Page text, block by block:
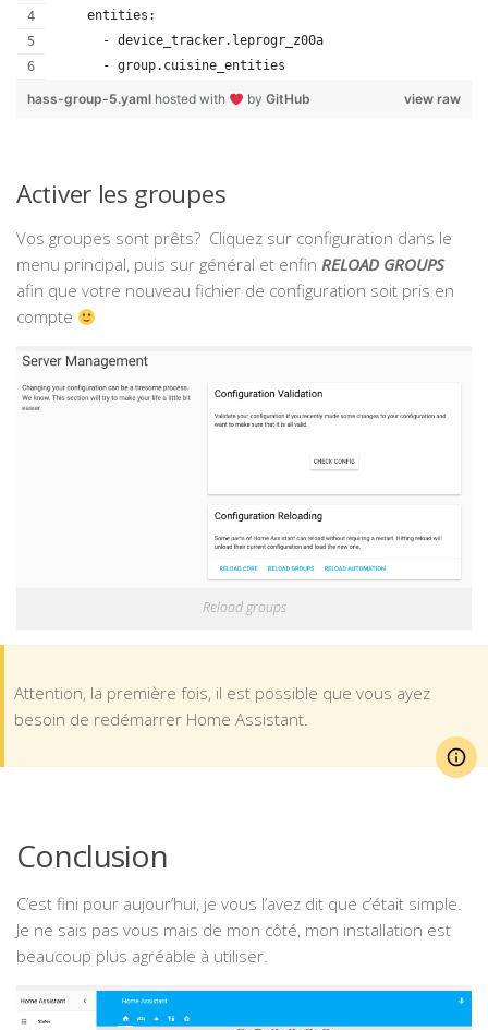
    entities:
      - device_tracker.leprogr_z00a
      - group.cuisine_entities
view raw
hass-group-5.yaml hosted with by GitHub
Activer les groupes
Vos groupes sont prêts? Cliquez sur configuration dans le
menu principal, puis sur général et enfin RELOAD GROUPS
afin que votre nouveau fichier de configuration soit pris en
compte
Reload groups
Attention, la première fois, il est possible que vous ayez
besoin de redémarrer Home Assistant.
Conclusion
C’est fini pour aujour’hui, je vous l’avez dit que c’était simple.
Je ne sais pas vous mais de mon côté, mon installation est
beaucoup plus agréable à utiliser.